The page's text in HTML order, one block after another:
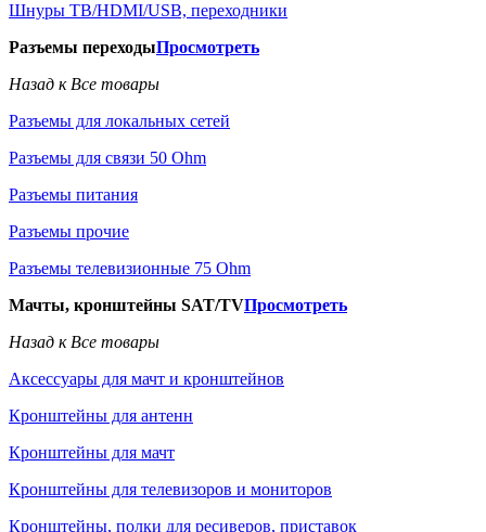
Шнуры ТВ/HDMI/USB, переходники
Разъемы переходыПросмотреть
Назад к Все товары
Разъемы для локальных сетей
Разъемы для связи 50 Ohm
Разъемы питания
Разъемы прочие
Разъемы телевизионные 75 Ohm
Мачты, кронштейны SAT/TVПросмотреть
Назад к Все товары
Аксессуары для мачт и кронштейнов
Кронштейны для антенн
Кронштейны для мачт
Кронштейны для телевизоров и мониторов
Кронштейны, полки для ресиверов, приставок